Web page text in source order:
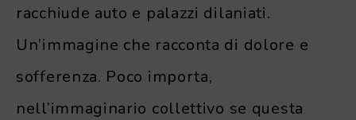
racchiude auto e palazzi dilaniati.
Un’immagine che racconta di dolore e
sofferenza. Poco importa,
nell’immaginario collettivo se questa